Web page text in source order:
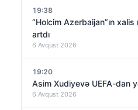
19:38
“Holcim Azerbaijan”ın
artdı
6 Avqust 2026
19:20
Asim Xudiyevə UEFA-dan
6 Avqust 2026